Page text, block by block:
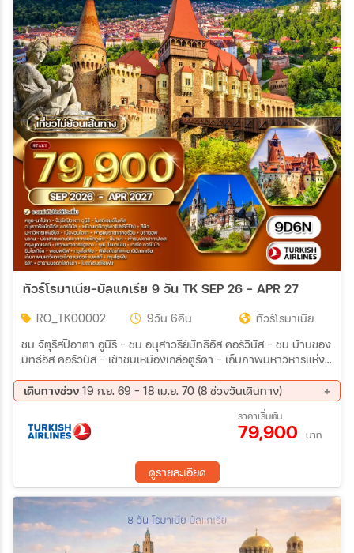
ทัวร์โรมาเนีย-บัลแกเรีย 9 วัน TK SEP 26 - APR 27
RO_TK00002 9วัน 6คืน
ทัวร์โรมาเนีย
ชม จัตุรัสปิอาตา อูนิรี - ชม อนุสาวรีย์มัทธีอัส คอร์วินัส - ชม บ้านของ
มัทธีอัส คอร์วินัส - เข้าชมเหมืองเกลือตูร์ดา - เก็บภาพมหาวิหารแห่งซี
น(ปราสาทแดร๊กคูล่า) - เข้าชมปราสาทเปเลส - กรุงบูคาเรสต์ - เข้าชม
อาคารรัฐสภา - เมืองเวลีโค ทาร์โนโว - ปราสาทซารีเวทส์ - เมืองพลอ
ฟดิฟ -กรุงโซเฟีย - พิพิธภัณฑ์แห่งชาติบัลแกเรีย - เก็บภาพมหาวิหา
รอเล็กซานเดอร์ เนฟสกี - อารามมรดกโลกรีล่า - โบสถ์เซนต์โซเฟีย
เดินทางช่วง 19 ก.ย. 69 - 18 เม.ย. 70 (8 ช่วงวันเดินทาง)
17 ต.ค. 69 - 25 ต.ค. 69
21 พ.ย. 69 - 29 พ.ย. 69
26 ธ.ค. 69 - 03 ม.ค. 70
23 ม.ค. 70 - 31 ม.ค. 70
13 ก.พ. 70 - 21 ก.พ. 70
10 เม.ย 70 - 18 เม.ย 70
ราคาเริ่มต้น
79,900 บาท
ดูรายละเอียด